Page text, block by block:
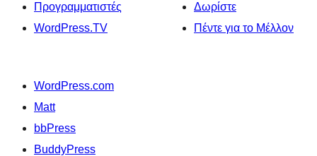
Προγραμματιστές
WordPress.TV
Δωρίστε
Πέντε για το Μέλλον
WordPress.com
Matt
bbPress
BuddyPress